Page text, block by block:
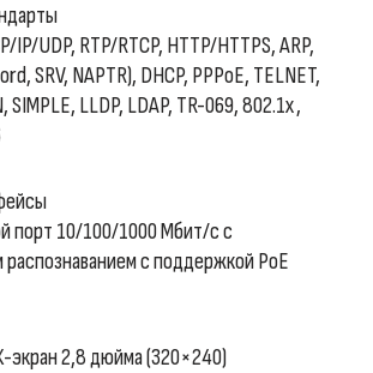
IP/UDP, RTP/RTCP, HTTP/HTTPS, ARP,
SRV, NAPTR), DHCP, PPPoE, TELNET,
SIMPLE, LLDP, LDAP, TR-069, 802.1x,
порт 10/100/1000 Мбит/с с
с поддержкой PoE
экран 2,8 дюйма (320×240)